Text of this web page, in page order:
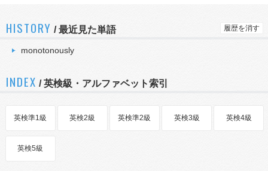
HISTORY /最近見た単語 履歴を消す
monotonously
INDEX / 英検級・アルファベット索引
英検準1級 英検2級 英検準2級 英検3級 英検4級
英検5級